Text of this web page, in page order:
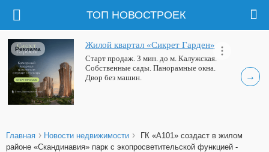
ТОП НОВОСТРОЕК
→
Жилой квартал «Сикрет Гарден»
Старт продаж. 3 мин. до м. Калужская.
Собственные сады. Панорамные окна.
Двор без машин.
Реклама
Главная › Новости недвижимости ›
ГК «А101» создаст в жилом
районе «Скандинавия» парк с экопросветительской функцией -